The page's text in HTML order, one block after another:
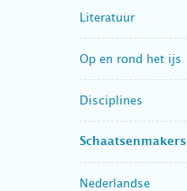
Literatuur
Op en rond het ijs
Disciplines
Schaatsenmakers
Nederlandse